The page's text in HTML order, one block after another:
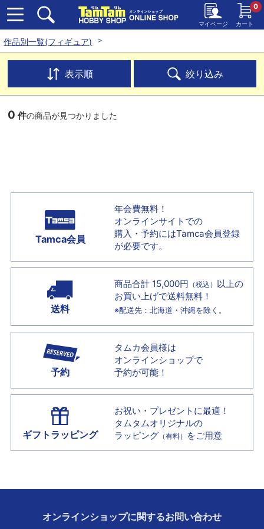
マイページ カート
0
作品別一覧(フィギュア)
表示順 絞り込み
0 件の商品が見つかりました
Tamca会員
年会費無料！
オンラインサイトでの
購入・予約にはTamca会員登録
が必要です。
送料
商品合計 15,000円 （税込） 以上の
お買い上げで送料無料！
※配送先：北海道・沖縄を除く。
予約
タムカ会員様は
オンラインショップで
予約が可能！
ギフトラッピング
お祝い・プレゼントに最適！
タムタムオリジナルの
ラッピング （有料） をご用意
オンラインショップに関するお問い合わせ